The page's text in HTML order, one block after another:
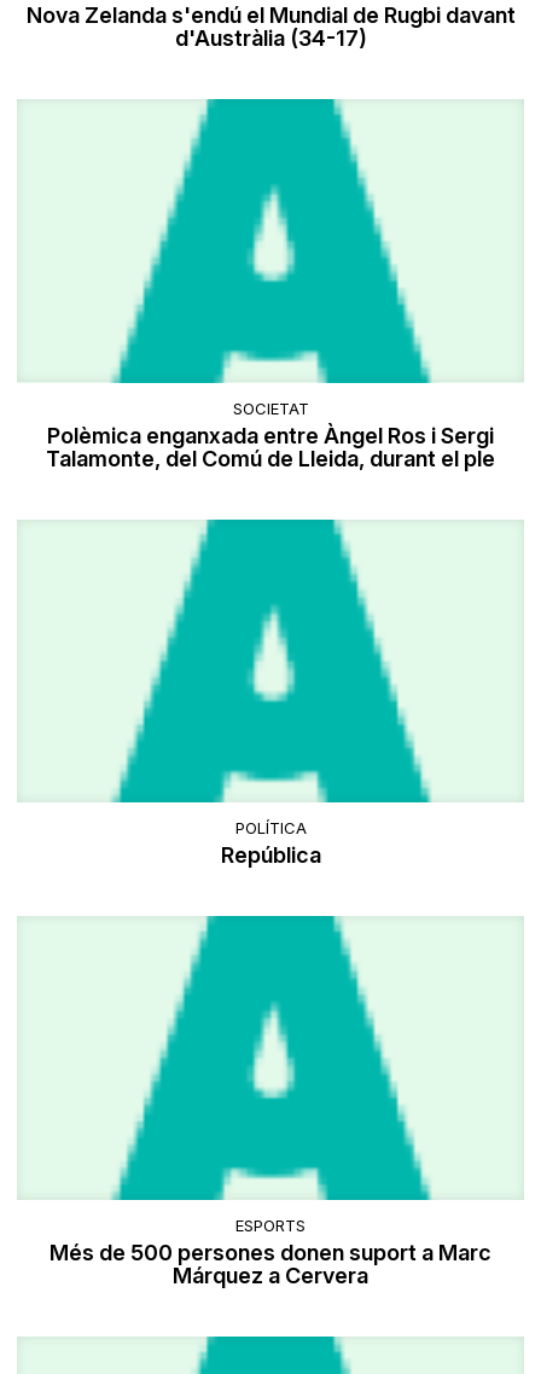
Nova Zelanda s'endú el Mundial de Rugbi davant
d'Austràlia (34-17)
SOCIETAT
Polèmica enganxada entre Àngel Ros i Sergi
Talamonte, del Comú de Lleida, durant el ple
POLÍTICA
República
ESPORTS
Més de 500 persones donen suport a Marc
Márquez a Cervera